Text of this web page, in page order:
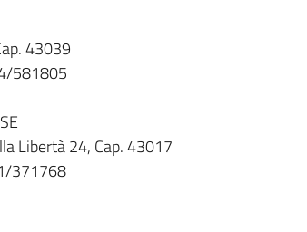
43039
581805
Libertà 24, Cap. 43017
371768